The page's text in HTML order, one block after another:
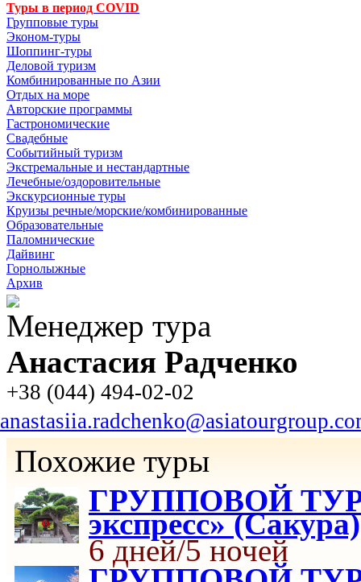
Туры в период COVID
Групповые туры
Эконом-туры
Шоппинг-туры
Деловой туризм
Комбинированные по Азии
Отдых на море
Авторские программы
Гастрономические
Свадебные
Событийный туризм
Экстремальные и нестандартные
Лечебные/оздоровительные
Экскурсионные туры
Круизы речные/морские/комбинированные
Образовательные
Паломнические
Дайвинг
Горнолыжные
Архив
Менеджер тура
Анастасия Радченко
+38 (044) 494-02-02
Похожие туры
ГРУППОВОЙ ТУР:
экспресс» (Сакура)
6 дней/5 ночей